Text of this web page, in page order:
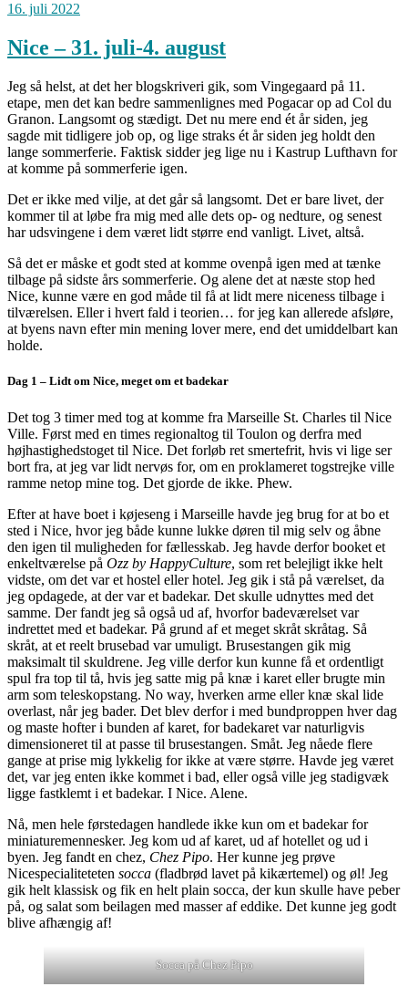
16. juli 2022
Nice – 31. juli-4. august
Jeg så helst, at det her blogskriveri gik, som Vingegaard på 11.
etape, men det kan bedre sammenlignes med Pogacar op ad Col du
Granon. Langsomt og stædigt. Det nu mere end ét år siden, jeg
sagde mit tidligere job op, og lige straks ét år siden jeg holdt den
lange sommerferie. Faktisk sidder jeg lige nu i Kastrup Lufthavn for
at komme på sommerferie igen.
Det er ikke med vilje, at det går så langsomt. Det er bare livet, der
kommer til at løbe fra mig med alle dets op- og nedture, og senest
har udsvingene i dem været lidt større end vanligt. Livet, altså.
Så det er måske et godt sted at komme ovenpå igen med at tænke
tilbage på sidste års sommerferie. Og alene det at næste stop hed
Nice, kunne være en god måde til få at lidt mere niceness tilbage i
tilværelsen. Eller i hvert fald i teorien… for jeg kan allerede afsløre,
at byens navn efter min mening lover mere, end det umiddelbart kan
holde.
Dag 1 – Lidt om Nice, meget om et badekar
Det tog 3 timer med tog at komme fra Marseille St. Charles til Nice
Ville. Først med en times regionaltog til Toulon og derfra med
højhastighedstoget til Nice. Det forløb ret smertefrit, hvis vi lige ser
bort fra, at jeg var lidt nervøs for, om en proklameret togstrejke ville
ramme netop mine tog. Det gjorde de ikke. Phew.
Efter at have boet i køjeseng i Marseille havde jeg brug for at bo et
sted i Nice, hvor jeg både kunne lukke døren til mig selv og åbne
den igen til muligheden for fællesskab. Jeg havde derfor booket et
enkeltværelse på Ozz by HappyCulture, som ret belejligt ikke helt
vidste, om det var et hostel eller hotel. Jeg gik i stå på værelset, da
jeg opdagede, at der var et badekar. Det skulle udnyttes med det
samme. Der fandt jeg så også ud af, hvorfor badeværelset var
indrettet med et badekar. På grund af et meget skråt skråtag. Så
skråt, at et reelt brusebad var umuligt. Brusestangen gik mig
maksimalt til skuldrene. Jeg ville derfor kun kunne få et ordentligt
spul fra top til tå, hvis jeg satte mig på knæ i karet eller brugte min
arm som teleskopstang. No way, hverken arme eller knæ skal lide
overlast, når jeg bader. Det blev derfor i med bundproppen hver dag
og maste hofter i bunden af karet, for badekaret var naturligvis
dimensioneret til at passe til brusestangen. Småt. Jeg nåede flere
gange at prise mig lykkelig for ikke at være større. Havde jeg været
det, var jeg enten ikke kommet i bad, eller også ville jeg stadigvæk
ligge fastklemt i et badekar. I Nice. Alene.
Nå, men hele førstedagen handlede ikke kun om et badekar for
miniaturemennesker. Jeg kom ud af karet, ud af hotellet og ud i
byen. Jeg fandt en chez, Chez Pipo. Her kunne jeg prøve
Nicespecialiteteten socca (fladbrød lavet på kikærtemel) og øl! Jeg
gik helt klassisk og fik en helt plain socca, der kun skulle have peber
på, og salat som beilagen med masser af eddike. Det kunne jeg godt
blive afhængig af!
Socca på Chez Pipo